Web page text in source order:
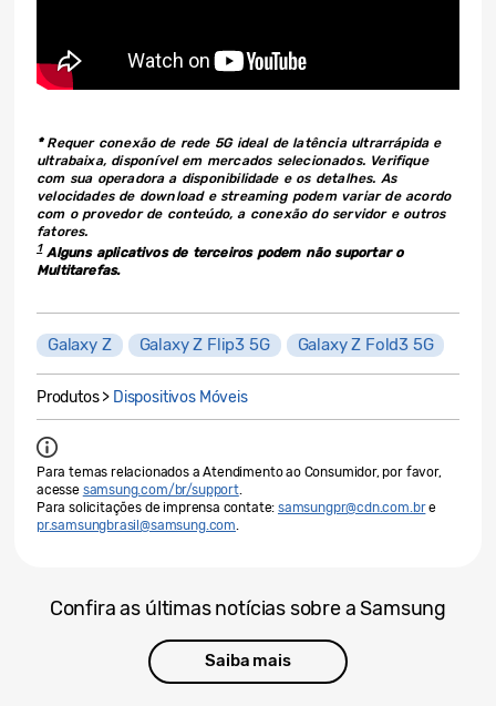
* Requer conexão de rede 5G ideal de latência ultrarrápida e
ultrabaixa, disponível em mercados selecionados. Verifique
com sua operadora a disponibilidade e os detalhes. As
velocidades de download e streaming podem variar de acordo
com o provedor de conteúdo, a conexão do servidor e outros
fatores.
1 Alguns aplicativos de terceiros podem não suportar o
Multitarefas.
Galaxy Z Galaxy Z Flip3 5G Galaxy Z Fold3 5G
Produtos > Dispositivos Móveis
Para temas relacionados a Atendimento ao Consumidor, por favor,
acesse samsung.com/br/support.
Para solicitações de imprensa contate: samsungpr@cdn.com.bre
pr.samsungbrasil@samsung.com.
Confira as últimas notícias sobre a Samsung
Saiba mais